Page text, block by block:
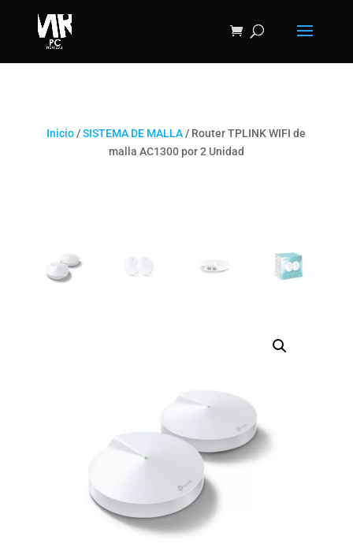
Inicio /SISTEMA DE MALLA / Router TPLINK WIFI de
malla AC1300 por 2 Unidad